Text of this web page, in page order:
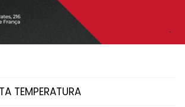
TEMPERATURA